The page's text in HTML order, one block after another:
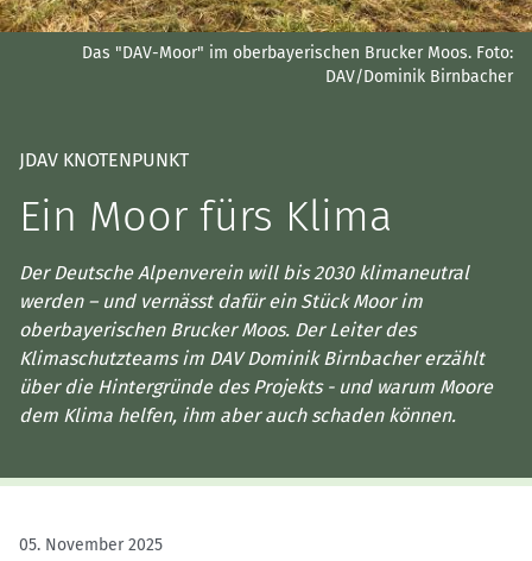
Das "DAV-Moor" im oberbayerischen Brucker Moos. Foto:
DAV/Dominik Birnbacher
JDAV KNOTENPUNKT
Ein Moor fürs Klima
Der Deutsche Alpenverein will bis 2030 klimaneutral
werden – und vernässt dafür ein Stück Moor im
oberbayerischen Brucker Moos. Der Leiter des
Klimaschutzteams im DAV Dominik Birnbacher erzählt
über die Hintergründe des Projekts - und warum Moore
dem Klima helfen, ihm aber auch schaden können.
05. November 2025